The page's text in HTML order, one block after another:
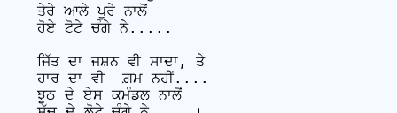
ਤੇਰੇ ਆਲੇ ਪੂਰੇ ਨਾਲੋਂ
ਹੋਏ ਟੋਟੇ ਚੰਗੇ ਨੇ.....
ਜਿੱਤ ਦਾ ਜਸ਼ਨ ਵੀ ਸਾਦਾ, ਤੇ
ਹਾਰ ਦਾ ਵੀ  ਗ਼ਮ ਨਹੀਂ....
ਝੂਠ ਦੇ ਏਸ ਕਮੰਡਲ ਨਾਲੋਂ